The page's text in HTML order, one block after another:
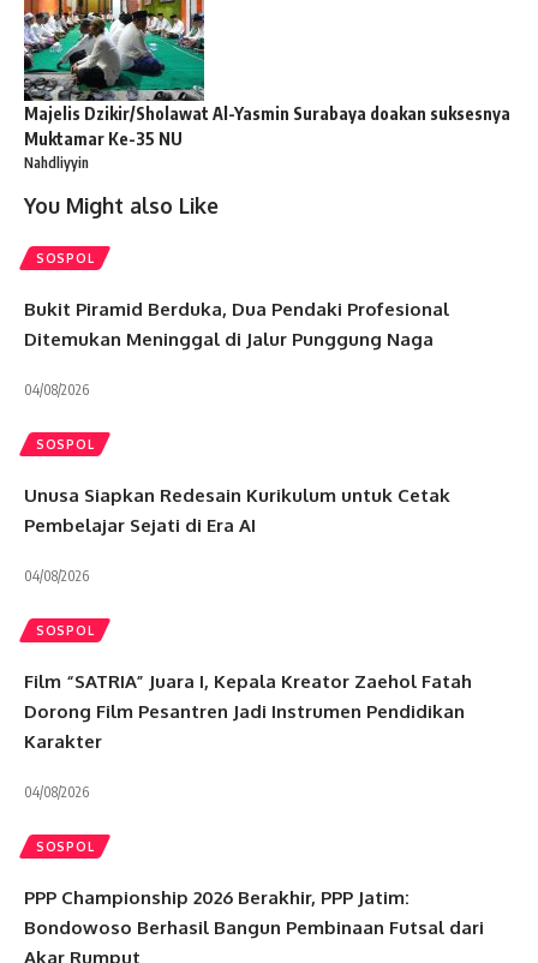
Majelis Dzikir/Sholawat Al-Yasmin Surabaya doakan suksesnya
Muktamar Ke-35 NU
Nahdliyyin
You Might also Like
SOSPOL
Bukit Piramid Berduka, Dua Pendaki Profesional
Ditemukan Meninggal di Jalur Punggung Naga
04/08/2026
SOSPOL
Unusa Siapkan Redesain Kurikulum untuk Cetak
Pembelajar Sejati di Era AI
04/08/2026
SOSPOL
Film “SATRIA” Juara I, Kepala Kreator Zaehol Fatah
Dorong Film Pesantren Jadi Instrumen Pendidikan
Karakter
04/08/2026
SOSPOL
PPP Championship 2026 Berakhir, PPP Jatim:
Bondowoso Berhasil Bangun Pembinaan Futsal dari
Akar Rumput